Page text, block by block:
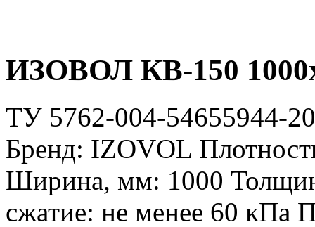
ИЗОВОЛ КВ-150
ТУ 5762-004-54655944-
Бренд: IZOVOL
Ширина, мм: 1000
сжатие: не менее 60 кПа